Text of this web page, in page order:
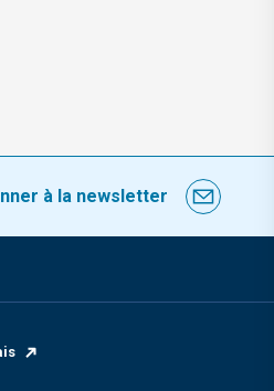
à la newsletter